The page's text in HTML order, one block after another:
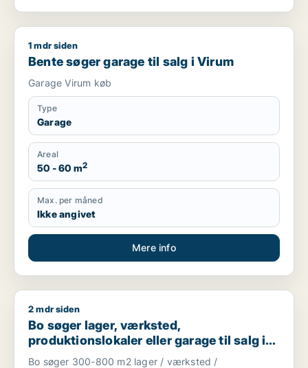
Bente søger garage til salg i Virum
1 mdr siden
Bente søger garage til salg i Virum
Garage Virum køb
Type
Garage
Areal
50 - 60 m2
Max. per måned
Ikke angivet
Mere info
Bo søger lager, værksted, produktionslokaler eller garage
2 mdr siden
Bo søger lager, værksted,
produktionslokaler eller garage til salg i
Nordsjælland
Bo søger 300-800 m2 lager / værksted /